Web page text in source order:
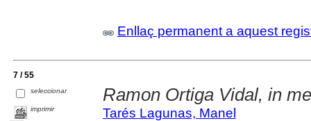
Enllaç permanent a aquest
7 / 55
seleccionar
imprimir
Ramon Ortiga Vidal, in
Tarés Lagunas, Manel